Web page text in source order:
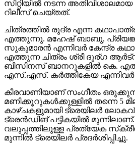
സിറ്റിയില്‍ നടന്ന
റിലീസ് ചെയ്തത്.
ചിത്രത്തില്‍ രുദ്ര എന്ന
എത്തുന്നു. മഹേഷ് ബാബു,
സുകുമാരന്‍ എന്നിവര്‍ കേന്ദ്ര
എത്തുന്ന ചിത്രം ശ്രീ ദുര്ഗ
ബിസിനസ് ബാനറുകളില്‍ കെ.
എസ്.എസ്. കര്‍ത്തികേയ എന്നിവര്‍
കീരവാണിയാണ് സംഗീതം
മണിക്കൂറുകള്‍ക്കുള്ളില്‍ തന്നെ 5
കാഴ്ചകളുമായി ട്രെയിലര്‍
ട്രെന്‍ഡിങ് പട്ടികയില്‍ മുന്നിലാണ്.
വലുപ്പത്തിലുള്ള പ്രത്യേക
മുന്നില്‍ ട്രെയിലര്‍ പ്രദര്‍ശിപ്പിച്ചു.